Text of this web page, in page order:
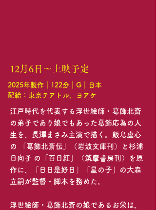
12月6日〜上映予定
2025年製作｜122分｜G｜日本
配給：東京テアトル、ヨアケ
江戸時代を代表する浮世絵師・葛飾北斎
の弟子であり娘でもあった葛飾応為の人
生を、長澤まさみ主演で描く。飯島虚心
の 「葛飾北斎伝」（岩波文庫刊）と杉浦
日向子 の「百日紅」（筑摩書房刊）を原
作に、「日日是好日」「星の子」の大森
立嗣が監督・脚本を務めた。
浮世絵師・葛飾北斎の娘であるお栄は、